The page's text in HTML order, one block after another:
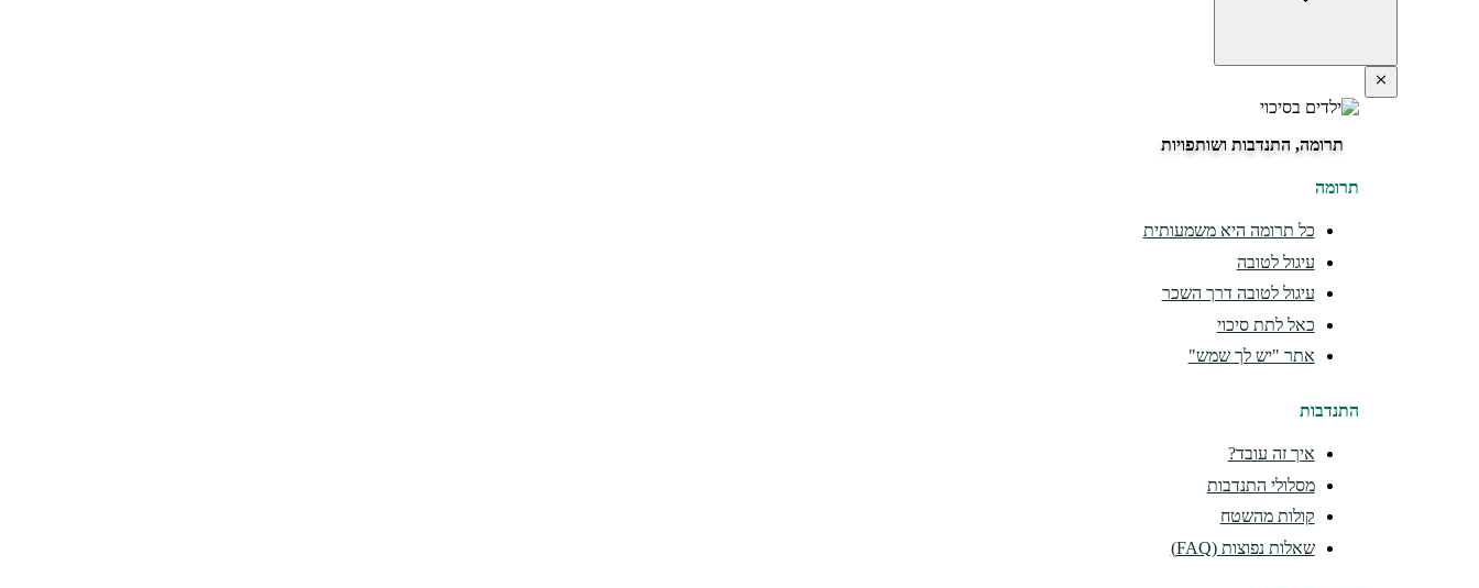
תרומה, התנדבות ושותפויות
תרומה
כל תרומה היא משמעותית
עיגול לטובה
עיגול לטובה דרך השכר
כאל לתת סיכוי
אתר "יש לך שמש"
התנדבות
איך זה עובד?
מסלולי התנדבות
קולות מהשטח
שאלות נפוצות (FAQ)